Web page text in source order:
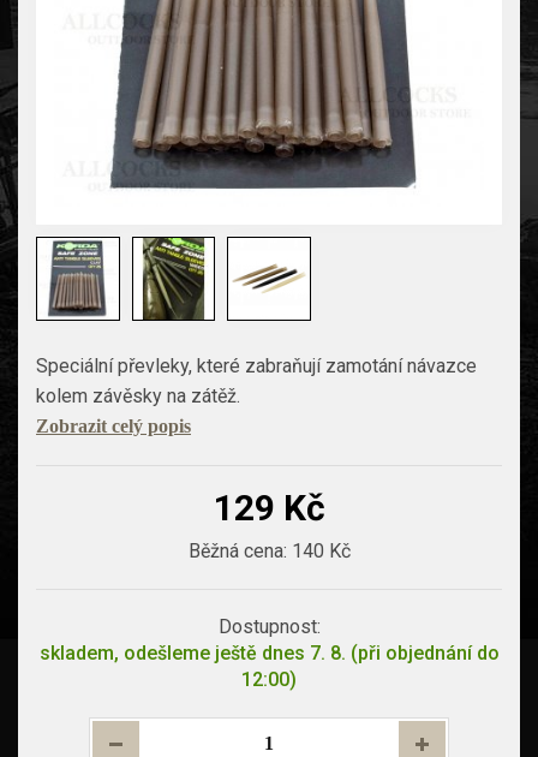
Speciální převleky, které zabraňují zamotání návazce
kolem závěsky na zátěž.
Zobrazit celý popis
129 Kč
Běžná cena: 140 Kč
Dostupnost:
skladem, odešleme ještě dnes 7. 8. (při objednání do
12:00)